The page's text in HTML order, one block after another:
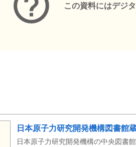
この資料にはデジ
日本原子力研究開発機構図書館
日本原子力研究開発機構の中央図書